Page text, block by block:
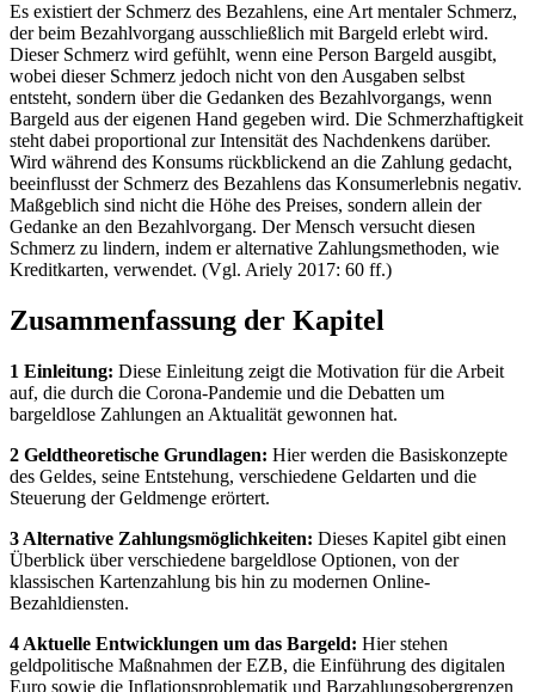
Es existiert der Schmerz des Bezahlens, eine Art mentaler Schmerz,
der beim Bezahlvorgang ausschließlich mit Bargeld erlebt wird.
Dieser Schmerz wird gefühlt, wenn eine Person Bargeld ausgibt,
wobei dieser Schmerz jedoch nicht von den Ausgaben selbst
entsteht, sondern über die Gedanken des Bezahlvorgangs, wenn
Bargeld aus der eigenen Hand gegeben wird. Die Schmerzhaftigkeit
steht dabei proportional zur Intensität des Nachdenkens darüber.
Wird während des Konsums rückblickend an die Zahlung gedacht,
beeinflusst der Schmerz des Bezahlens das Konsumerlebnis negativ.
Maßgeblich sind nicht die Höhe des Preises, sondern allein der
Gedanke an den Bezahlvorgang. Der Mensch versucht diesen
Schmerz zu lindern, indem er alternative Zahlungsmethoden, wie
Kreditkarten, verwendet. (Vgl. Ariely 2017: 60 ff.)
Zusammenfassung der Kapitel
1 Einleitung: Diese Einleitung zeigt die Motivation für die Arbeit
auf, die durch die Corona-Pandemie und die Debatten um
bargeldlose Zahlungen an Aktualität gewonnen hat.
2 Geldtheoretische Grundlagen: Hier werden die Basiskonzepte
des Geldes, seine Entstehung, verschiedene Geldarten und die
Steuerung der Geldmenge erörtert.
3 Alternative Zahlungsmöglichkeiten: Dieses Kapitel gibt einen
Überblick über verschiedene bargeldlose Optionen, von der
klassischen Kartenzahlung bis hin zu modernen Online-
Bezahldiensten.
4 Aktuelle Entwicklungen um das Bargeld: Hier stehen
geldpolitische Maßnahmen der EZB, die Einführung des digitalen
Euro sowie die Inflationsproblematik und Barzahlungsobergrenzen